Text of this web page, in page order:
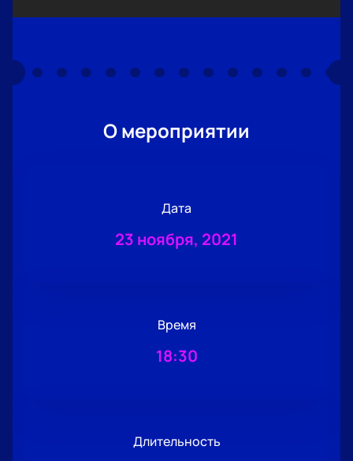
О мероприятии
Дата
23 ноября, 2021
Время
18:30
Длительность